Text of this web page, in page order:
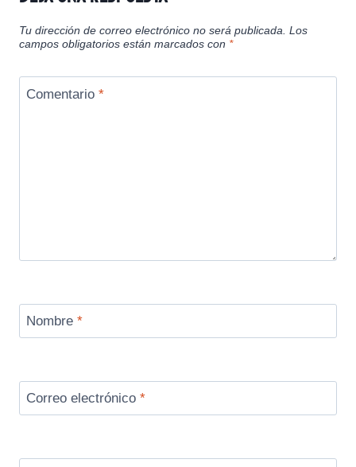
Tu dirección de correo electrónico no será publicada. Los
campos obligatorios están marcados con *
Comentario *
Nombre *
Correo electrónico *